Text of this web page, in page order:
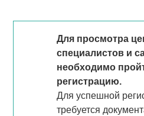
Для просмотра
специалистов и
необходимо
регистрацию.
Для успешной
требуется